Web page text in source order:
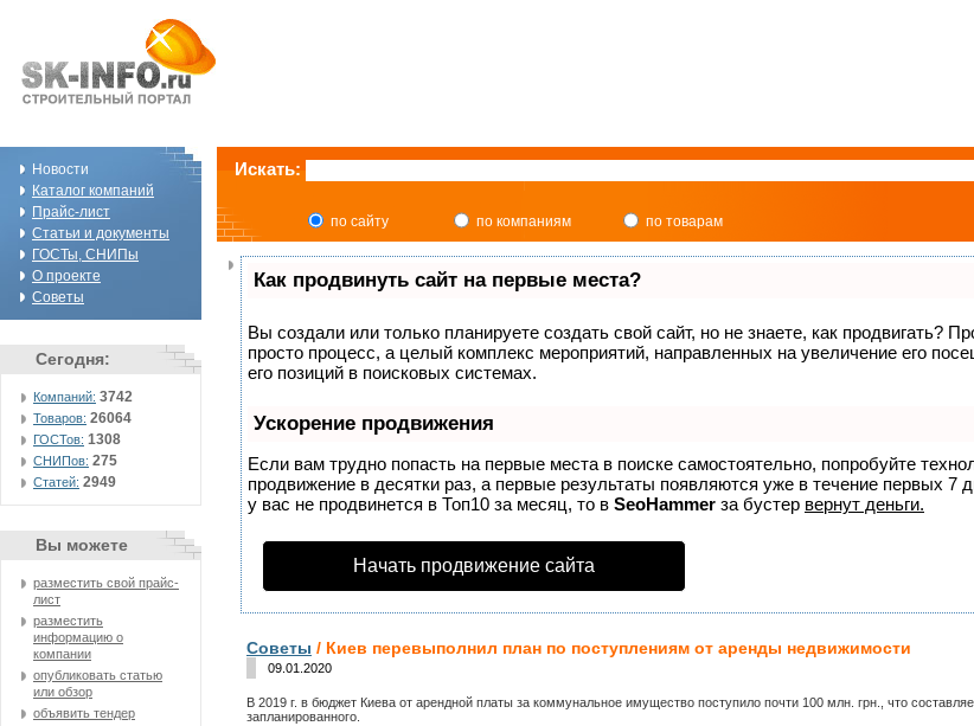
Новости
Каталог компаний
Прайс-лист
Статьи и документы
ГОСТы, СНИПы
О проекте
Советы
Сегодня:
Компаний: 3742
Товаров: 26064
ГОСТов: 1308
СНИПов: 275
Статей: 2949
Вы можете
разместить свой прайс-
лист
разместить
информацию о
компании
опубликовать статью
или обзор
объявить тендер
Искать:
по сайту по компаниям по товарам
Как продвинуть сайт на первые места?
Вы создали или только планируете создать свой сайт, но не знаете, как продвигать?
просто процесс, а целый комплекс мероприятий, направленных на увеличение его
его позиций в поисковых системах.
Ускорение продвижения
Если вам трудно попасть на первые места в поиске самостоятельно, попробуйте
продвижение в десятки раз, а первые результаты появляются уже в течение первых 7
у вас не продвинется в Топ10 за месяц, то в SeoHammer за бустер вернут деньги.
Начать продвижение сайта
Советы / Киев перевыполнил план по поступлениям от аренды недвижимости
09.01.2020
В 2019 г. в бюджет Киева от арендной платы за коммунальное имущество поступило почти 100 млн. грн., что
запланированного.